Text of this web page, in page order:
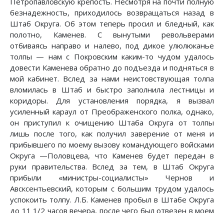
безнадежность, приходилось возвращаться назад в
Штаб Округа. Об этом теперь просил и бледный, как
полотно, Каменев. С вынутыми револьверами
отбиваясь направо и налево, под дикое улюлюканье
толпы — нам с Покровским каким-то чудом удалось
довести Каменева обратно до подъезда и подняться в
мой кабинет. Вслед за нами неистовствующая толпа
вломилась в Штаб и быстро заполнила лестницы и
коридоры. Для установления порядка, я вызвал
усиленный караул от Преображенского полка, однако,
он приступил к очищению Штаба Округа от толпы
лишь после того, как получил заверение от меня и
прибывшего по моему вызову командующего войсками
Округа —Половцева, что Каменев будет передан в
руки правительства. Вслед за тем, в Штаб Округа
прибыли «министры-социалисты» Чернов и
Авсксентьевский, которым с большим трудом удалось
успокоить толпу. Л.Б. Каменев пробыл в Штабе Округа
до 11 1/2 часов вечера, после чего был отвезен в моем